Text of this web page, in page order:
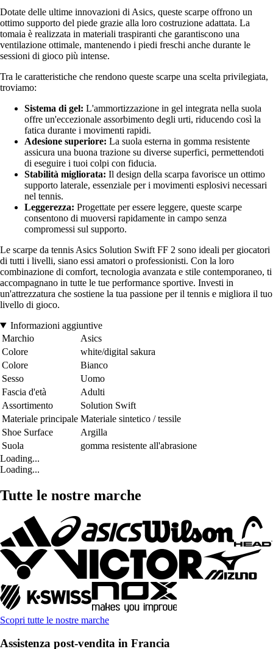
Dotate delle ultime innovazioni di Asics, queste scarpe offrono un
ottimo supporto del piede grazie alla loro costruzione adattata. La
tomaia è realizzata in materiali traspiranti che garantiscono una
ventilazione ottimale, mantenendo i piedi freschi anche durante le
sessioni di gioco più intense.
Tra le caratteristiche che rendono queste scarpe una scelta privilegiata,
troviamo:
Sistema di gel: L'ammortizzazione in gel integrata nella suola
offre un'eccezionale assorbimento degli urti, riducendo così la
fatica durante i movimenti rapidi.
Adesione superiore: La suola esterna in gomma resistente
assicura una buona trazione su diverse superfici, permettendoti
di eseguire i tuoi colpi con fiducia.
Stabilità migliorata: Il design della scarpa favorisce un ottimo
supporto laterale, essenziale per i movimenti esplosivi necessari
nel tennis.
Leggerezza: Progettate per essere leggere, queste scarpe
consentono di muoversi rapidamente in campo senza
compromessi sul supporto.
Le scarpe da tennis Asics Solution Swift FF 2 sono ideali per giocatori
di tutti i livelli, siano essi amatori o professionisti. Con la loro
combinazione di comfort, tecnologia avanzata e stile contemporaneo, ti
accompagnano in tutte le tue performance sportive. Investi in
un'attrezzatura che sostiene la tua passione per il tennis e migliora il tuo
livello di gioco.
Informazioni aggiuntive
Marchio
Asics
Colore
white/digital sakura
Colore
Bianco
Sesso
Uomo
Fascia d'età
Adulti
Assortimento
Solution Swift
Materiale principale Materiale sintetico / tessile
Shoe Surface
Argilla
Suola
gomma resistente all'abrasione
Loading...
Loading...
Tutte le nostre marche
Scopri tutte le nostre marche
Assistenza post-vendita in Francia